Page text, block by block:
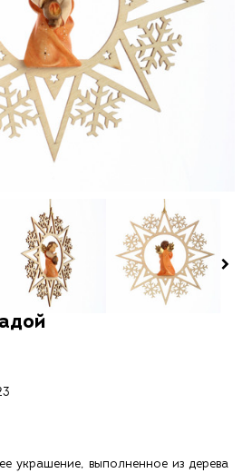
украшение, выполненное из дерева